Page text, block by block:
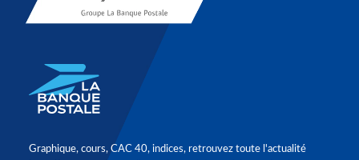
Graphique, cours, CAC 40, indices, retrouvez toute l'actualité